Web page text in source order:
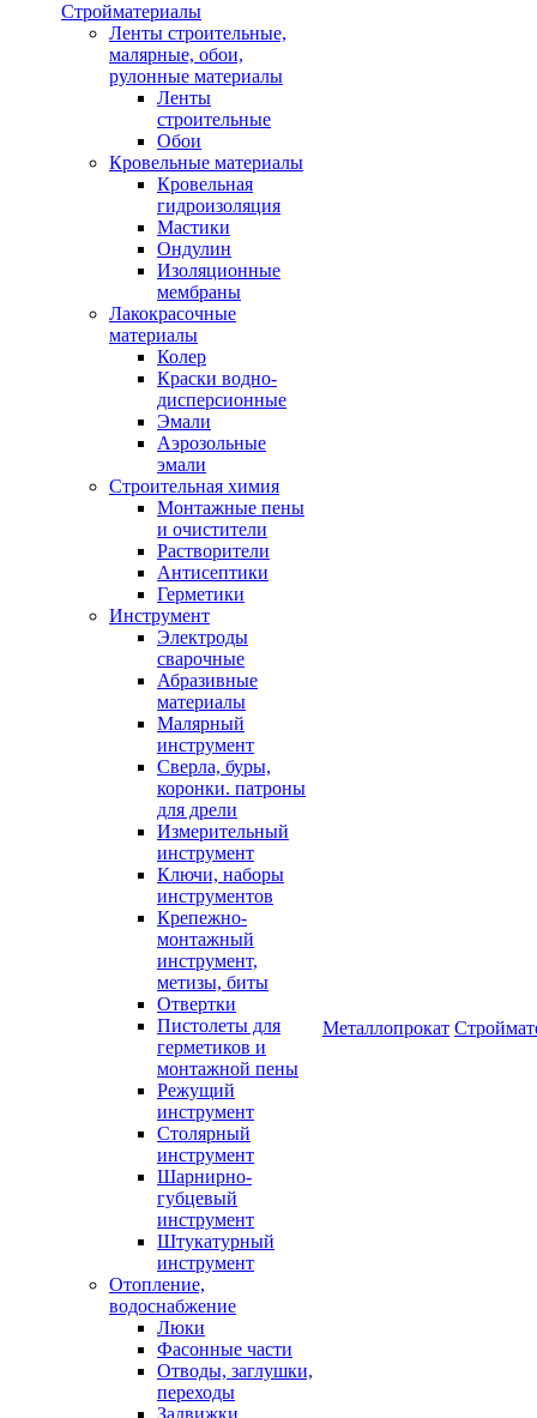
Стройматериалы
Ленты строительные,
малярные, обои,
рулонные материалы
Ленты
строительные
Обои
Кровельные материалы
Кровельная
гидроизоляция
Мастики
Ондулин
Изоляционные
мембраны
Лакокрасочные
материалы
Колер
Краски водно-
дисперсионные
Эмали
Аэрозольные
эмали
Строительная химия
Монтажные пены
и очистители
Растворители
Антисептики
Герметики
Инструмент
Электроды
сварочные
Абразивные
материалы
Малярный
инструмент
Сверла, буры,
коронки. патроны
для дрели
Измерительный
инструмент
Ключи, наборы
инструментов
Крепежно-
монтажный
инструмент,
метизы, биты
Отвертки
Пистолеты для
герметиков и
монтажной пены
Режущий
инструмент
Столярный
инструмент
Шарнирно-
губцевый
инструмент
Штукатурный
инструмент
Отопление,
водоснабжение
Люки
Фасонные части
Отводы, заглушки,
переходы
Задвижки,
Металлопрокат